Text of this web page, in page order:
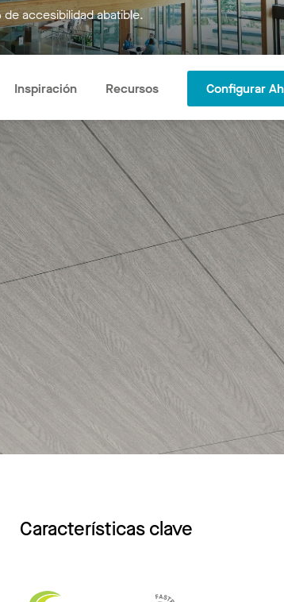
accesibilidad abatible.
Inspiración Recursos Configurar
Características clave